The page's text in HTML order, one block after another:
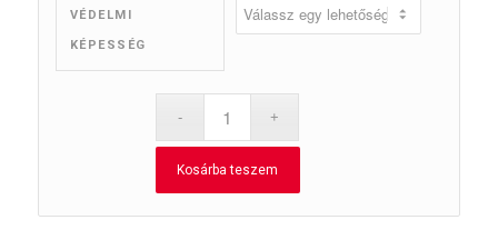
VÉDELMI
KÉPESSÉG
Kosárba teszem